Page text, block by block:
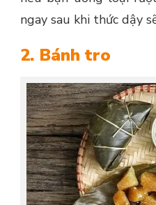
ngay sau khi thức dậy
2. Bánh tro